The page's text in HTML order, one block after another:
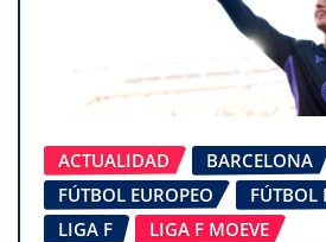
ACTUALIDAD BARCELONA
FÚTBOL EUROPEO
FÚTBOL
LIGA F
LIGA F MOEVE